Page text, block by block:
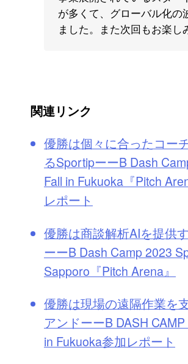
が多くて、グローバル化の
ました。また次回もお楽し
関連リンク
優勝は個々に合ったコー
るSportipーーB Dash
Fall in Fukuoka『Pitch
レポート
優勝は商談解析AIを提供
ーーB Dash Camp 2023
Sapporo『Pitch Arena』
優勝は現場の遠隔作業を
アンドーーB DASH
in Fukuoka参加レポート